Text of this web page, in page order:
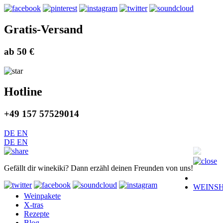
Gratis-Versand
ab 50 €
Hotline
+49 157 57529014
DE EN
DE EN
Gefällt dir winekiki? Dann erzähl deinen Freunden von uns!
Weinpakete
X-tras
Rezepte